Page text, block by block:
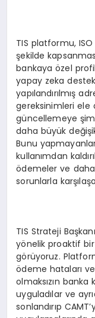
TIS platformu,
şekilde
bankaya özel
yapay zeka
yapılandırılmış
gereksinimleri ele
güncellemeye
daha büyük
Bunu
kullanımdan
ödemeler ve daha
sorunlarla
TIS Strateji
yönelik proaktif bir
görüyoruz.
ödeme hataları
olmaksızın banka
uyguladılar ve
sonlandırıp